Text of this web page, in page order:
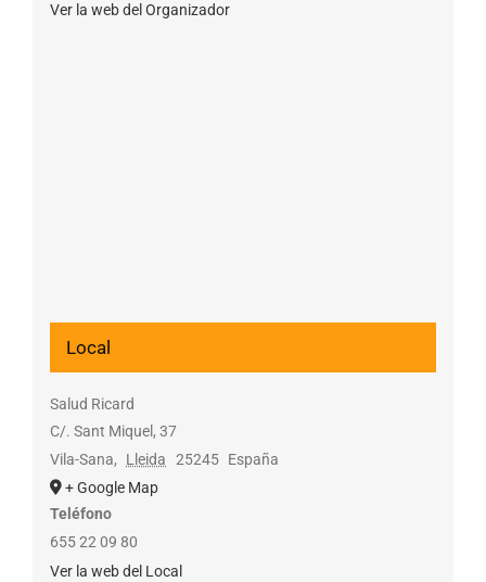
Ver la web del Organizador
Local
Salud Ricard
C/. Sant Miquel, 37
Vila-Sana, Lleida 25245 España
+ Google Map
Teléfono
655 22 09 80
Ver la web del Local